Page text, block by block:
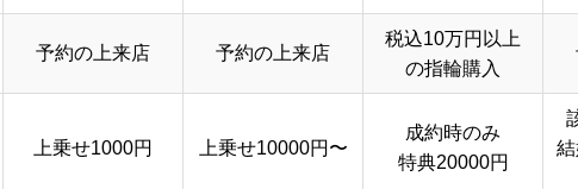
予約の上来店 予約の上来店
税込10万円以上
の指輪購入
上乗せ1000円 上乗せ10000円〜
成約時のみ
特典20000円